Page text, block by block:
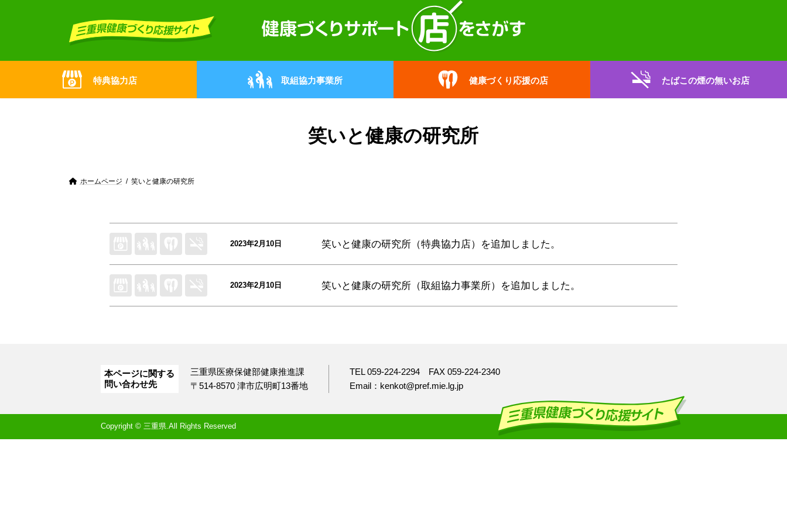
特典協力店 取組協力事業所 健康づくり応援の店 たばこの煙の無いお店
笑いと健康の研究所
ホームページ 笑いと健康の研究所
2023年2月10日 笑いと健康の研究所（特典協力店） を追加しました。
2023年2月10日 笑いと健康の研究所（取組協力事業所） を追加しました。
本ページに関する
問い合わせ先
三重県医療保健部健康推進課
〒514-8570 津市広明町13番地
TEL 059-224-2294
FAX 059-224-2340
Email：kenkot@pref.mie.lg.jp
Copyright © 三重県.All Rights Reserved